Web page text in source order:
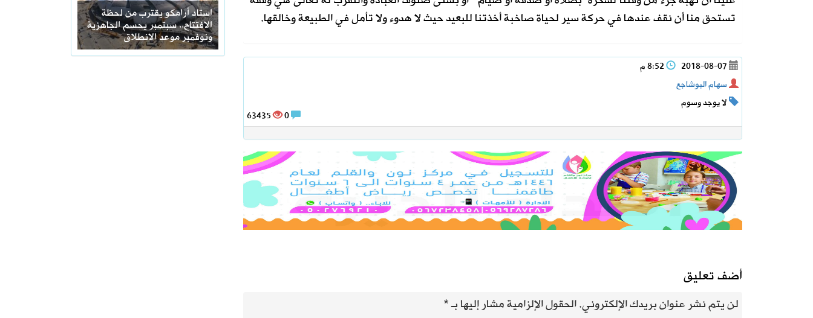
استاد أرامكو يقترب من لحظة
الافتتاح.. سبتمبر يحسم الجاهزية
ونوفمبر موعد الانطلاق
تستحق منا أن نقف عندها في حركة سير لحياة صاخبة أخذتنا للبعيد حيث لا هدوء ولا تأمل في الطبيعة وخالقها.
2018-08-07
سهام البوشاجع
لا يوجد وسوم
63435
أضف تعليق
لن يتم نشر عنوان بريدك الإلكتروني.الحقول الإلزامية مشار إليها بـ*